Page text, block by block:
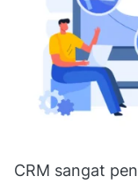
CRM sangat